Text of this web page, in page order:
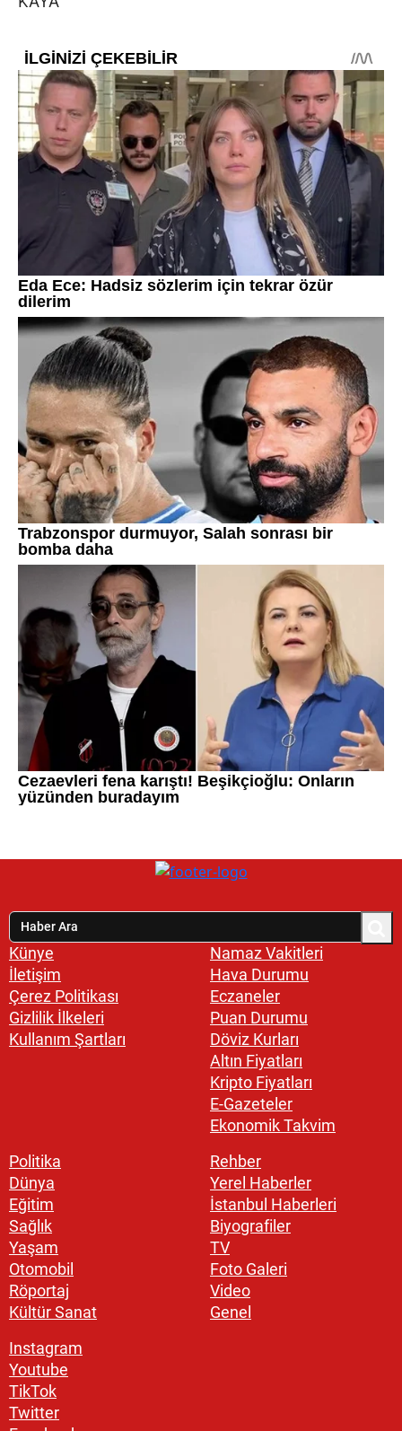
Künye
İletişim
Çerez Politikası
Gizlilik İlkeleri
Kullanım Şartları
Namaz Vakitleri
Hava Durumu
Eczaneler
Puan Durumu
Döviz Kurları
Altın Fiyatları
Kripto Fiyatları
E-Gazeteler
Ekonomik Takvim
Politika
Dünya
Eğitim
Sağlık
Yaşam
Otomobil
Röportaj
Kültür Sanat
Rehber
Yerel Haberler
İstanbul Haberleri
Biyografiler
TV
Foto Galeri
Video
Genel
Instagram
Youtube
TikTok
Twitter